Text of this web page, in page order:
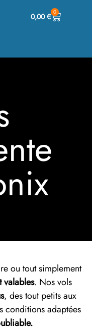
0,00€ 0
ou tout simplement
valables. Nos vols
, des tout petits aux
conditions adaptées